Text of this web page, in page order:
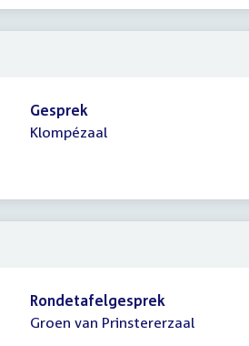
Gesprek
Klompézaal
Rondetafelgesprek
Groen van Prinstererzaal